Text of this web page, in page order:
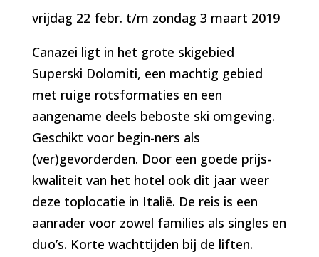
vrijdag 22 febr. t/m zondag 3 maart 2019
Canazei ligt in het grote skigebied
Superski Dolomiti, een machtig gebied
met ruige rotsformaties en een
aangename deels beboste ski omgeving.
Geschikt voor begin-ners als
(ver)gevorderden. Door een goede prijs-
kwaliteit van het hotel ook dit jaar weer
deze toplocatie in Italië. De reis is een
aanrader voor zowel families als singles en
duo’s. Korte wachttijden bij de liften.